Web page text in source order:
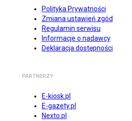
Polityka Prywatności
Zmiana ustawień zgód
Regulamin serwisu
Informacje o nadawcy
Deklaracja dostępności
PARTNERZY
E-kiosk.pl
E-gazety.pl
Nexto.pl